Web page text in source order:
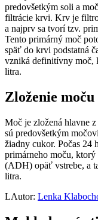
predovšetkým soli a
filtrácie krvi. Krv je
a najprv sa tvorí tzv.
Tento primárný moč
späť do krvi podstatná
vzniká definitívny moč,
litra.
Zloženie moču
Moč je zložená hlavne
sú predovšetkým
žiadny cukor. Počas 24
primárneho moču,
(ADH) opäť vstrebe, a
litra.
LAutor: Lenka